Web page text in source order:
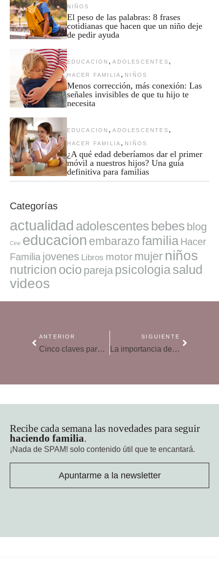
NIÑOS
El peso de las palabras: 8 frases
cotidianas que hacen que un niño deje
de pedir ayuda
EDUCACION , ADOLESCENTES ,
HACER FAMILIA , NIÑOS
Menos corrección, más conexión: Las
señales invisibles de que tu hijo te
necesita
EDUCACION , ADOLESCENTES ,
HACER FAMILIA , NIÑOS
¿A qué edad deberíamos dar el primer
móvil a nuestros hijos? Una guía
definitiva para familias
Categorías
actualidad adolescentes bebes blog
Cine educacion embarazofamilia Hacer
Familia jovenes Libros motor mujer niños
nutricion ocio pareja psicologiasalud
videos
ANTERIOR
Cinco claves para enseñar a pensar a los niños
SIGUIENTE
La importancia de educar en seguridad digital
Recibe cada semana las novedades para seguir
haciendo familia.
¡Nada de SPAM! solo contenido útil que te encantará.
Apuntarme a la newsletter